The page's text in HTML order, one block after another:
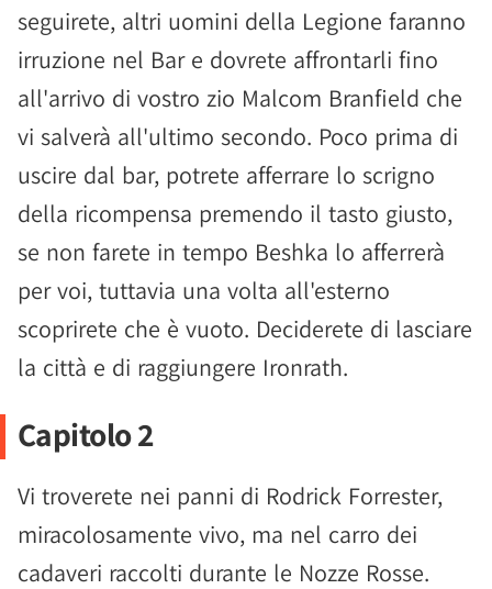
seguirete, altri uomini della Legione faranno
irruzione nel Bar e dovrete affrontarli fino
all'arrivo di vostro zio Malcom Branfield che
vi salverà all'ultimo secondo. Poco prima di
uscire dal bar, potrete afferrare lo scrigno
della ricompensa premendo il tasto giusto,
se non farete in tempo Beshka lo afferrerà
per voi, tuttavia una volta all'esterno
scoprirete che è vuoto. Deciderete di lasciare
la città e di raggiungere Ironrath.
Capitolo 2
Vi troverete nei panni di Rodrick Forrester,
miracolosamente vivo, ma nel carro dei
cadaveri raccolti durante le Nozze Rosse.